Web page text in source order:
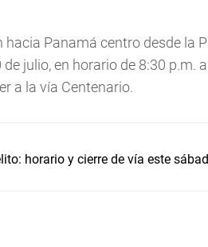
hacia Panamá centro desde la
julio, en horario de 8:30 p.m.
a la vía Centenario.
horario y cierre de vía este